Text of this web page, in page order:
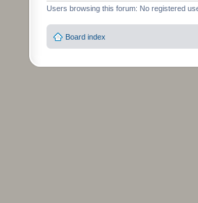
Users browsing this forum: No registered
Board index